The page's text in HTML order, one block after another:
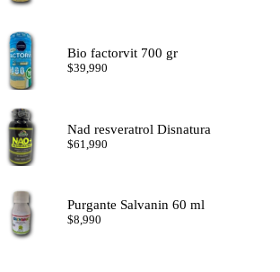
Bio factorvit 700 gr
$39,990
Nad resveratrol Disnatura
$61,990
Purgante Salvanin 60 ml
$8,990